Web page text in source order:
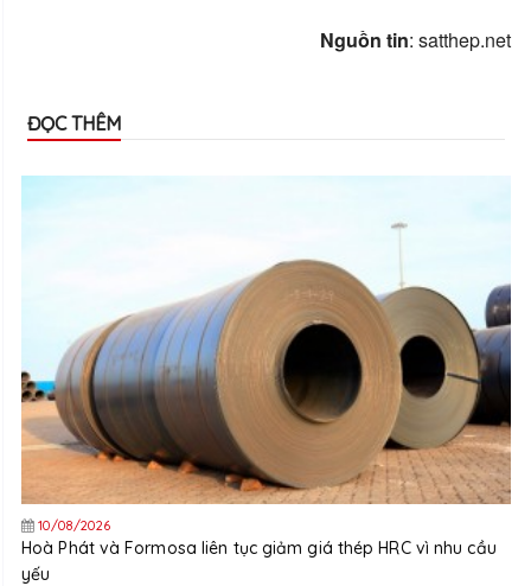
Nguồn tin: satthep.net
ĐỌC THÊM
10/08/2026
Hoà Phát và Formosa liên tục giảm giá thép HRC vì nhu cầu
yếu